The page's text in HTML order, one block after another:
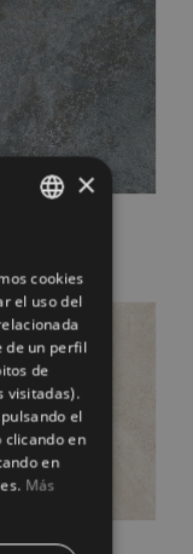
Night
ENGLISH
FRENCH
GERMAN
×
cookies
el uso del
de un perfil
de
visitadas).
el
clicando en
en
Más